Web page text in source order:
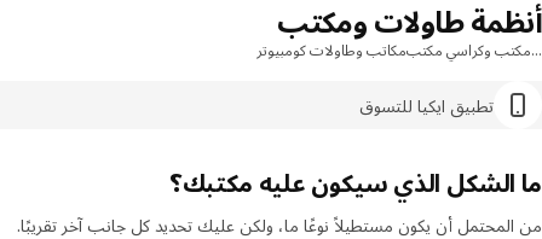
وكراسي مكتبمكاتب وطاولات كومبيوتر
تطبيق ايكيا للتسوق
طاولات ومكتب
الشكل الذي سيكون عليه مكتبك؟
أن يكون مستطيلاً نوعًا ما، ولكن عليك تحديد كل جانب آخر تقريبًا.